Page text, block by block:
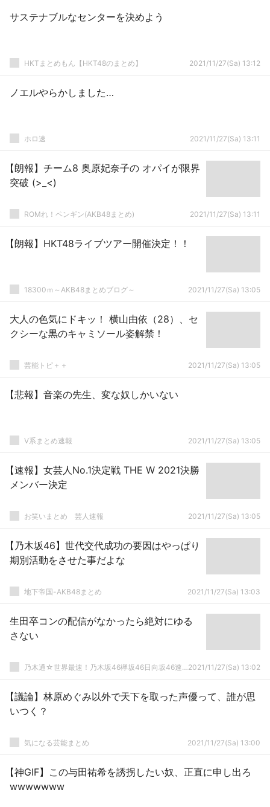
サステナブルなセンターを決めよう
HKTまとめもん【HKT48のまとめ】 2021/11/27(Sa) 13:12
ノエルやらかしました…
ホロ速 2021/11/27(Sa) 13:11
【朗報】チーム8 奥原妃奈子の オパイが限界
突破 (>_<)
ROMれ！ペンギン(AKB48まとめ) 2021/11/27(Sa) 13:11
【朗報】HKT48ライブツアー開催決定！！
18300ｍ～AKB48まとめブログ～ 2021/11/27(Sa) 13:05
大人の色気にドキッ！ 横山由依（28）、セ
クシーな黒のキャミソール姿解禁！
芸能トピ＋＋ 2021/11/27(Sa) 13:05
【悲報】音楽の先生、変な奴しかいない
V系まとめ速報 2021/11/27(Sa) 13:05
【速報】女芸人No.1決定戦 THE W 2021決勝
メンバー決定
お笑いまとめ 芸人速報 2021/11/27(Sa) 13:05
【乃木坂46】世代交代成功の要因はやっぱり
期別活動をさせた事だよな
地下帝国-AKB48まとめ 2021/11/27(Sa) 13:03
生田卒コンの配信がなかったら絶対にゆる
さない
乃木通☆世界最速！乃木坂46欅坂46日向坂46速報まとめ2021/11/27(Sa) 13:02
【議論】林原めぐみ以外で天下を取った声優って、誰が思
いつく？
気になる芸能まとめ 2021/11/27(Sa) 13:00
【神GIF】この与田祐希を誘拐したい奴、正直に申し出ろ
wwwwwww